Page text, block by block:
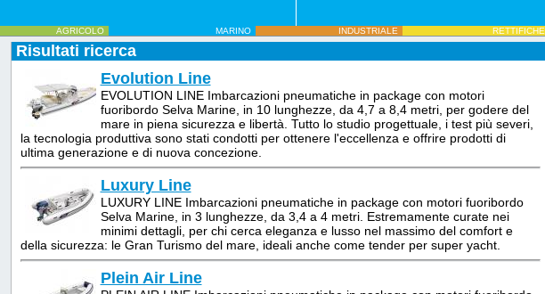
AGRICOLO MARINO INDUSTRIALE RETTIFICHE
Risultati ricerca
Evolution Line
EVOLUTION LINE Imbarcazioni pneumatiche in package con motori
fuoribordo Selva Marine, in 10 lunghezze, da 4,7 a 8,4 metri, per godere del
mare in piena sicurezza e libertà. Tutto lo studio progettuale, i test più severi,
la tecnologia produttiva sono stati condotti per ottenere l'eccellenza e offrire prodotti di
ultima generazione e di nuova concezione.
Luxury Line
LUXURY LINE Imbarcazioni pneumatiche in package con motori fuoribordo
Selva Marine, in 3 lunghezze, da 3,4 a 4 metri. Estremamente curate nei
minimi dettagli, per chi cerca eleganza e lusso nel massimo del comfort e
della sicurezza: le Gran Turismo del mare, ideali anche come tender per super yacht.
Plein Air Line